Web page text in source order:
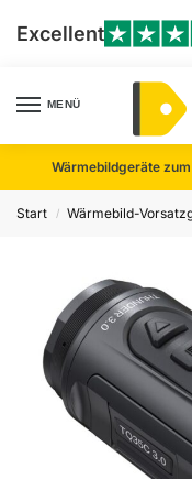
Excellent
MENÜ
Wärmebildgeräte
Start / Wärmebild-